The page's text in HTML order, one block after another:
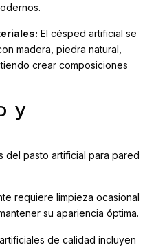
El césped artificial se
madera, piedra natural,
crear composiciones
y
del pasto artificial para pared
requiere limpieza ocasional
su apariencia óptima.
de calidad incluyen